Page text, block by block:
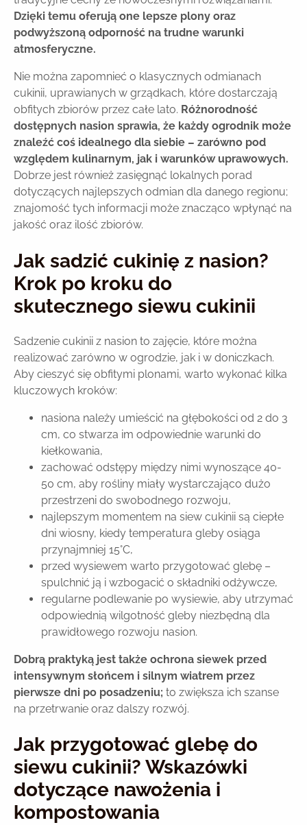
Dzięki temu oferują one lepsze plony oraz
podwyższoną odporność na trudne warunki
atmosferyczne.
Nie można zapomnieć o klasycznych odmianach
cukinii, uprawianych w grządkach, które dostarczają
obfitych zbiorów przez całe lato. Różnorodność
dostępnych nasion sprawia, że każdy ogrodnik może
znaleźć coś idealnego dla siebie – zarówno pod
względem kulinarnym, jak i warunków uprawowych.
Dobrze jest również zasięgnąć lokalnych porad
dotyczących najlepszych odmian dla danego regionu;
znajomość tych informacji może znacząco wpłynąć na
jakość oraz ilość zbiorów.
Jak sadzić cukinię z nasion?
Krok po kroku do
skutecznego siewu cukinii
Sadzenie cukinii z nasion to zajęcie, które można
realizować zarówno w ogrodzie, jak i w doniczkach.
Aby cieszyć się obfitymi plonami, warto wykonać kilka
kluczowych kroków:
nasiona należy umieścić na głębokości od 2 do 3
cm, co stwarza im odpowiednie warunki do
kiełkowania,
zachować odstępy między nimi wynoszące 40-
50 cm, aby rośliny miały wystarczająco dużo
przestrzeni do swobodnego rozwoju,
najlepszym momentem na siew cukinii są ciepłe
dni wiosny, kiedy temperatura gleby osiąga
przynajmniej 15°C,
przed wysiewem warto przygotować glebę –
spulchnić ją i wzbogacić o składniki odżywcze,
regularne podlewanie po wysiewie, aby utrzymać
odpowiednią wilgotność gleby niezbędną dla
prawidłowego rozwoju nasion.
Dobrą praktyką jest także ochrona siewek przed
intensywnym słońcem i silnym wiatrem przez
pierwsze dni po posadzeniu; to zwiększa ich szanse
na przetrwanie oraz dalszy rozwój.
Jak przygotować glebę do
siewu cukinii? Wskazówki
dotyczące nawożenia i
kompostowania